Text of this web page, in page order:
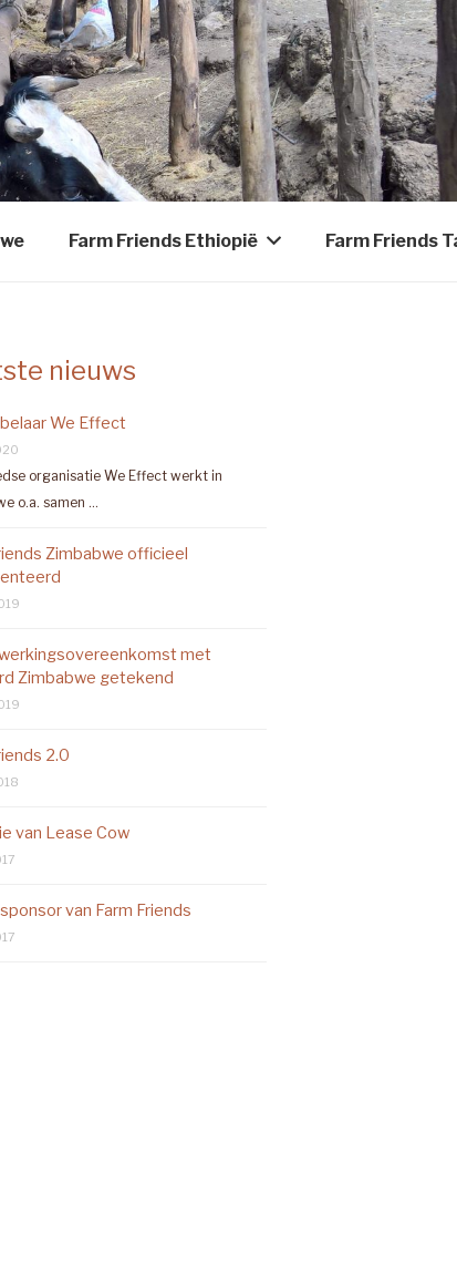
Farm Friends Ethiopië Farm Friends
nieuws
We Effect
organisatie We Effect werkt in
o.a. samen …
Zimbabwe officieel
met
Zimbabwe getekend
2.0
van Lease Cow
van Farm Friends